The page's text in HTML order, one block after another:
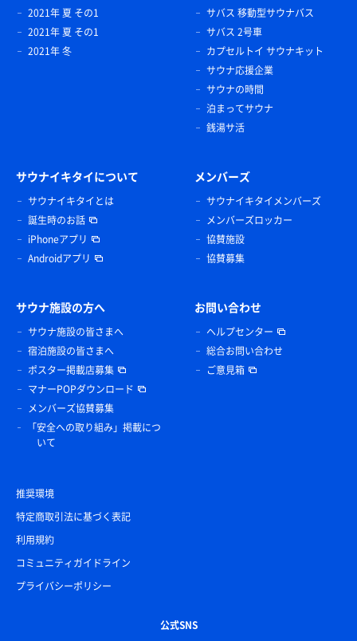
2021年 夏 その1
2021年 夏 その1
2021年 冬
サバス 移動型サウナバス
サバス 2号車
カプセルトイ サウナキット
サウナ応援企業
サウナの時間
泊まってサウナ
銭湯サ活
サウナイキタイについて
サウナイキタイとは
誕生時のお話
iPhoneアプリ
Androidアプリ
メンバーズ
サウナイキタイメンバーズ
メンバーズロッカー
協賛施設
協賛募集
サウナ施設の方へ
サウナ施設の皆さまへ
宿泊施設の皆さまへ
ポスター掲載店募集
マナーPOPダウンロード
メンバーズ協賛募集
「安全への取り組み」掲載につ
いて
お問い合わせ
ヘルプセンター
総合お問い合わせ
ご意見箱
推奨環境
特定商取引法に基づく表記
利用規約
コミュニティガイドライン
プライバシーポリシー
公式SNS